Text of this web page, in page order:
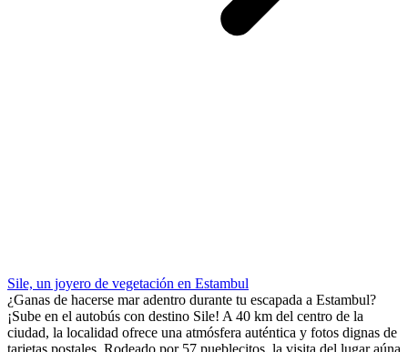
Sile, un joyero de vegetación en Estambul
¿Ganas de hacerse mar adentro durante tu escapada a Estambul?
¡Sube en el autobús con destino Sile! A 40 km del centro de la
ciudad, la localidad ofrece una atmósfera auténtica y fotos dignas de
tarjetas postales. Rodeado por 57 pueblecitos, la visita del lugar aúna